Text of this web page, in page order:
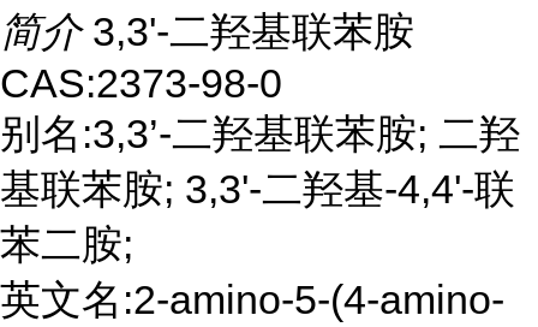
简介 3,3'-二羟基联苯胺
CAS:2373-98-0
别名:3,3’-二羟基联苯胺; 二羟
基联苯胺; 3,3'-二羟基-4,4'-联
苯二胺;
英文名:2-amino-5-(4-amino-